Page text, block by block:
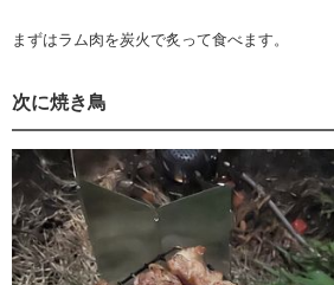
まずはラム肉を炭火で炙って食べます。
次に焼き鳥